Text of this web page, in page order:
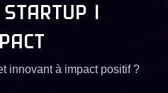
|
innovant à impact positif ?